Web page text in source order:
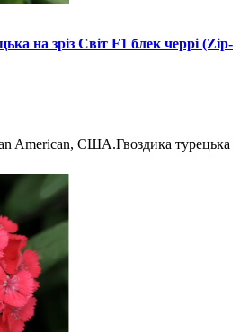
на зріз Світ F1 блек черрі (Zip-
American, США.Гвоздика турецька